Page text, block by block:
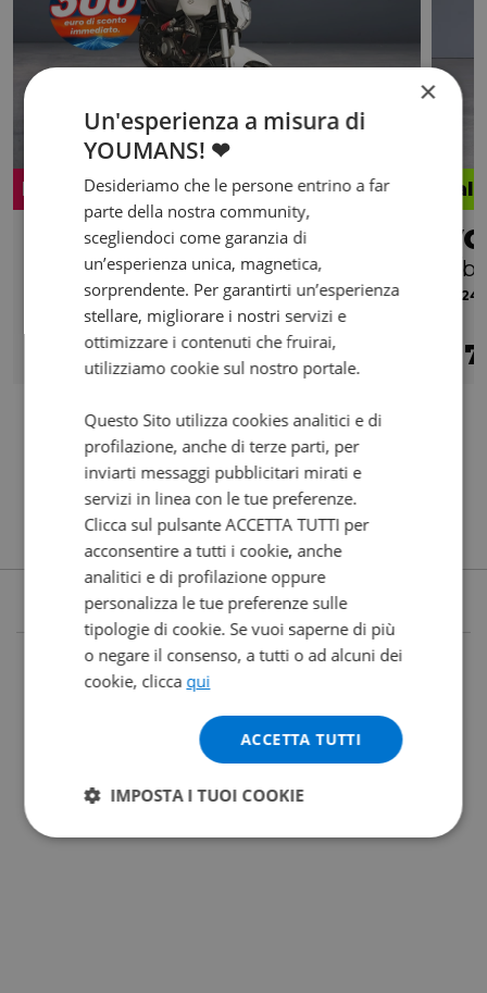
Promo
BENELLI BN 302
2020 | 12491 km | 300 cc | 38.1 Hp | 28 Kw
2.800 € 62 /mese
c/
2024
×
Un'esperienza a misura di
YOUMANS! ❤
Desideriamo che le persone entrino a far
parte della nostra community,
scegliendoci come garanzia di
un’esperienza unica, magnetica,
sorprendente. Per garantirti un’esperienza
stellare, migliorare i nostri servizi e
ottimizzare i contenuti che fruirai,
utilizziamo cookie sul nostro portale.
Questo Sito utilizza cookies analitici e di
profilazione, anche di terze parti, per
inviarti messaggi pubblicitari mirati e
servizi in linea con le tue preferenze.
Clicca sul pulsante ACCETTA TUTTI per
acconsentire a tutti i cookie, anche
analitici e di profilazione oppure
personalizza le tue preferenze sulle
tipologie di cookie. Se vuoi saperne di più
o negare il consenso, a tutti o ad alcuni dei
cookie, clicca qui
ACCETTA TUTTI
IMPOSTA I TUOI COOKIE